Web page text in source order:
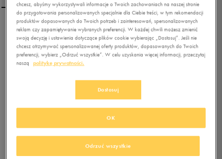
NIKE VICTORI ONE
4.9(39
KLUBIE 50 STYLE
Produkt niedostępny
Jeśli artykuł będzie ponownie dostępny, otrzymasz od nas powiadomienie.
chcesz, abyśmy wykorzystywali informacje o Twoich zachowaniach na naszej stronie
do przygotowania personalizowanych specjalnie dla Ciebie treści, w tym rekomendacji
produktów dopasowanych do Twoich potrzeb i zainteresowań, spersonalizowanych
reklam czy zapamiętywanie wybranych preferencji. W każdej chwili możesz zmienić
swoją decyzję i ustawienia dotyczące plików cookie wybierając „Dostosuj”. Jeśli nie
chcesz otrzymywać spersonalizowanej oferty produktów, dopasowanych do Twoich
preferencji, wybierz „Odrzuć wszystkie”. W celu uzyskania więcej informacji, przeczytaj
naszą
politykę prywatności.
Dostosuj
Odrzuć wszystkie
OK